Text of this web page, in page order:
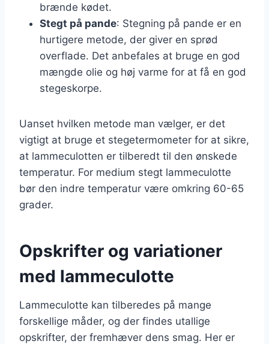
brænde kødet.
Stegt på pande: Stegning på pande er en
hurtigere metode, der giver en sprød
overflade. Det anbefales at bruge en god
mængde olie og høj varme for at få en god
stegeskorpe.
Uanset hvilken metode man vælger, er det
vigtigt at bruge et stegetermometer for at sikre,
at lammeculotten er tilberedt til den ønskede
temperatur. For medium stegt lammeculotte
bør den indre temperatur være omkring 60-65
grader.
Opskrifter og variationer
med lammeculotte
Lammeculotte kan tilberedes på mange
forskellige måder, og der findes utallige
opskrifter, der fremhæver dens smag. Her er